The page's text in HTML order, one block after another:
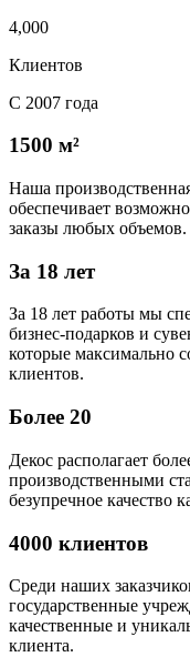
4,000
Клиентов
С 2007 года
1500 м²
Наша
обеспечивает
заказы любых объемов.
За 18 лет
За 18 лет работы мы
бизнес-подарков и
которые максимально
клиентов.
Более 20
Декос располагает
производственными
безупречное
4000 клиентов
Среди наших
государственные
качественные и
клиента.